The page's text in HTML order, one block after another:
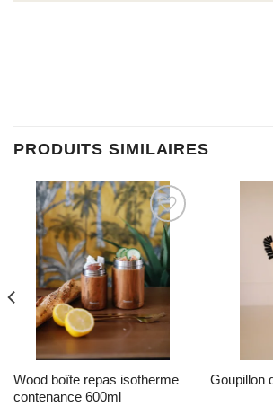
PRODUITS SIMILAIRES
Ajouter à la liste d’envies
wood boîte repas isotherme
contenance 600ml
Ajouter